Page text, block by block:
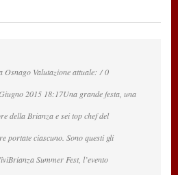
Osnago Valutazione attuale: / 0
2015 18:17Una grande festa, una
della Brianza e sei top chef del
portate ciascuno. Sono questi gli
Summer Fest, l’evento